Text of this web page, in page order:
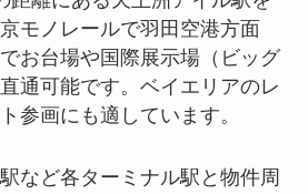
モノレールで羽田空港方面
お台場や国際展示場（ビッグ
通可能です。ベイエリアのレ
参画にも適しています。
など各ターミナル駅と物件周